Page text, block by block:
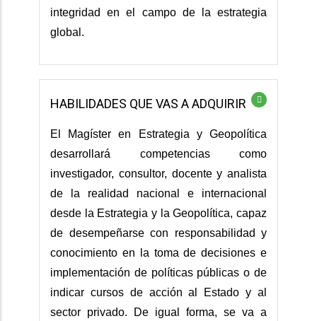
integridad en el campo de la estrategia
global.
HABILIDADES QUE VAS A ADQUIRIR
El Magíster en Estrategia y Geopolítica
desarrollará competencias como
investigador, consultor, docente y analista
de la realidad nacional e internacional
desde la Estrategia y la Geopolítica, capaz
de desempeñarse con responsabilidad y
conocimiento en la toma de decisiones e
implementación de políticas públicas o de
indicar cursos de acción al Estado y al
sector privado. De igual forma, se va a